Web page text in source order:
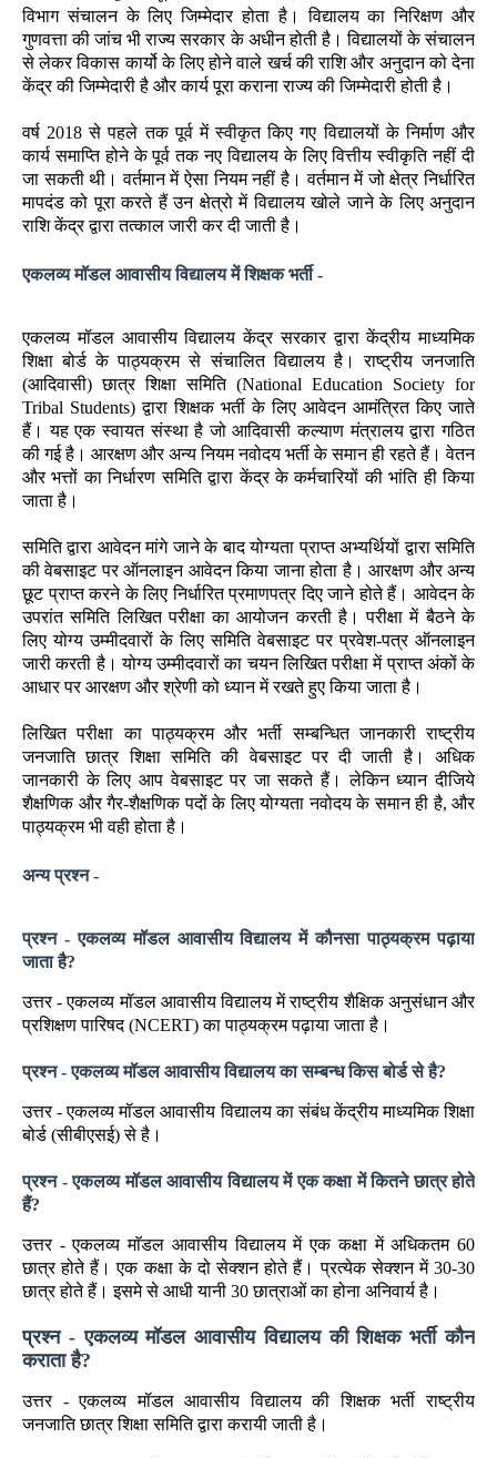
विभाग संचालन के लिए जिम्मेदार होता है। विद्यालय का निरिक्षण और
गुणवत्ता की जांच भी राज्य सरकार के अधीन होती है। विद्यालयों के संचालन
से लेकर विकास कार्यो के लिए होने वाले खर्च की राशि और अनुदान को देना
केंद्र की जिम्मेदारी है और कार्य पूरा कराना राज्य की जिम्मेदारी होती है।
वर्ष 2018 से पहले तक पूर्व में स्वीकृत किए गए विद्यालयों के निर्माण और
कार्य समाप्ति होने के पूर्व तक नए विद्यालय के लिए वित्तीय स्वीकृति नहीं दी
जा सकती थी। वर्तमान में ऐसा नियम नहीं है। वर्तमान में जो क्षेत्र निर्धारित
मापदंड को पूरा करते हैं उन क्षेत्रो में विद्यालय खोले जाने के लिए अनुदान
राशि केंद्र द्वारा तत्काल जारी कर दी जाती है।
एकलव्य मॉडल आवासीय विद्यालय में शिक्षक भर्ती -
एकलव्य मॉडल आवासीय विद्यालय केंद्र सरकार द्वारा केंद्रीय माध्यमिक
शिक्षा बोर्ड के पाठ्यक्रम से संचालित विद्यालय है। राष्ट्रीय जनजाति
(आदिवासी) छात्र शिक्षा समिति (National Education Society for
Tribal Students) द्वारा शिक्षक भर्ती के लिए आवेदन आमंत्रित किए जाते
हैं। यह एक स्वायत संस्था है जो आदिवासी कल्याण मंत्रालय द्वारा गठित
की गई है। आरक्षण और अन्य नियम नवोदय भर्ती के समान ही रहते हैं। वेतन
और भत्तों का निर्धारण समिति द्वारा केंद्र के कर्मचारियों की भांति ही किया
जाता है।
समिति द्वारा आवेदन मांगे जाने के बाद योग्यता प्राप्त अभ्यर्थियों द्वारा समिति
की वेबसाइट पर ऑनलाइन आवेदन किया जाना होता है। आरक्षण और अन्य
छूट प्राप्त करने के लिए निर्धारित प्रमाणपत्र दिए जाने होते हैं। आवेदन के
उपरांत समिति लिखित परीक्षा का आयोजन करती है। परीक्षा में बैठने के
लिए योग्य उम्मीदवारों के लिए समिति वेबसाइट पर प्रवेश-पत्र ऑनलाइन
जारी करती है। योग्य उम्मीदवारों का चयन लिखित परीक्षा में प्राप्त अंकों के
आधार पर आरक्षण और श्रेणी को ध्यान में रखते हुए किया जाता है।
लिखित परीक्षा का पाठ्यक्रम और भर्ती सम्बन्धित जानकारी राष्ट्रीय
जनजाति छात्र शिक्षा समिति की वेबसाइट पर दी जाती है। अधिक
जानकारी के लिए आप वेबसाइट पर जा सकते हैं। लेकिन ध्यान दीजिये
शैक्षणिक और गैर-शैक्षणिक पदों के लिए योग्यता नवोदय के समान ही है, और
पाठ्यक्रम भी वही होता है।
अन्य प्रश्न -
प्रश्न - एकलव्य मॉडल आवासीय विद्यालय में कौनसा पाठ्यक्रम पढ़ाया
जाता है?
उत्तर - एकलव्य मॉडल आवासीय विद्यालय में राष्ट्रीय शैक्षिक अनुसंधान और
प्रशिक्षण पारिषद (NCERT) का पाठ्यक्रम पढ़ाया जाता है।
प्रश्न - एकलव्य मॉडल आवासीय विद्यालय का सम्बन्ध किस बोर्ड से है?
उत्तर - एकलव्य मॉडल आवासीय विद्यालय का संबंध केंद्रीय माध्यमिक शिक्षा
बोर्ड (सीबीएसई) से है।
प्रश्न - एकलव्य मॉडल आवासीय विद्यालय में एक कक्षा में कितने छात्र होते
हैं?
उत्तर - एकलव्य माॅडल आवासीय विद्यालय में एक कक्षा में अधिकतम 60
छात्र होते हैं। एक कक्षा के दो सेक्शन होते हैं। प्रत्येक सेक्शन में 30-30
छात्र होते हैं। इसमे से आधी यानी 30 छात्राओं का होना अनिवार्य है।
प्रश्न - एकलव्य मॉडल आवासीय विद्यालय की शिक्षक भर्ती कौन
कराता है?
उत्तर - एकलव्य मॉडल आवासीय विद्यालय की शिक्षक भर्ती राष्ट्रीय
जनजाति छात्र शिक्षा समिति द्वारा करायी जाती है।